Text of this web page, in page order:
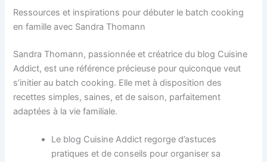
Ressources et inspirations pour débuter le batch cooking
en famille avec Sandra Thomann
Sandra Thomann, passionnée et créatrice du blog Cuisine
Addict, est une référence précieuse pour quiconque veut
s’initier au batch cooking. Elle met à disposition des
recettes simples, saines, et de saison, parfaitement
adaptées à la vie familiale.
Le blog Cuisine Addict regorge d’astuces
pratiques et de conseils pour organiser sa